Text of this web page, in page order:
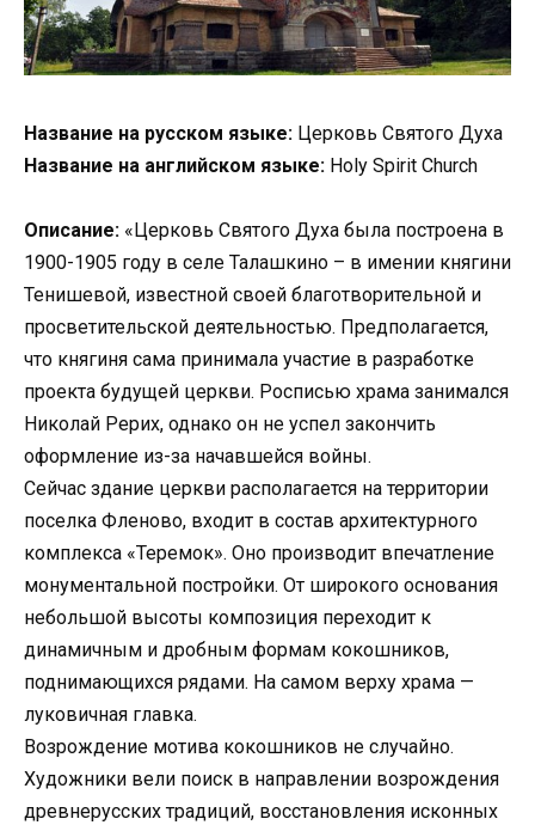
Название на русском языке: Церковь Святого Духа
Название на английском языке: Holy Spirit Church
Описание: «Церковь Святого Духа была построена в
1900-1905 году в селе Талашкино – в имении княгини
Тенишевой, известной своей благотворительной и
просветительской деятельностью. Предполагается,
что княгиня сама принимала участие в разработке
проекта будущей церкви. Росписью храма занимался
Николай Рерих, однако он не успел закончить
оформление из-за начавшейся войны.
Сейчас здание церкви располагается на территории
поселка Фленово, входит в состав архитектурного
комплекса «Теремок». Оно производит впечатление
монументальной постройки. От широкого основания
небольшой высоты композиция переходит к
динамичным и дробным формам кокошников,
поднимающихся рядами. На самом верху храма —
луковичная главка.
Возрождение мотива кокошников не случайно.
Художники вели поиск в направлении возрождения
древнерусских традиций, восстановления исконных